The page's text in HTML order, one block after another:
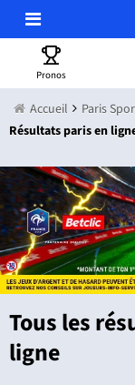
Pronos
Accueil Paris
Résultats paris en
Tous les
ligne